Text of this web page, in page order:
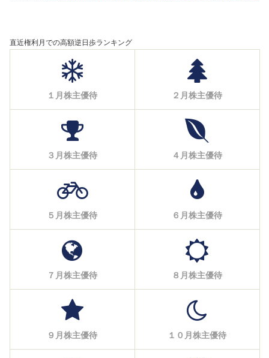
直近権利月での高額逆日歩ランキング
１月株主優待 ２月株主優待
３月株主優待 ４月株主優待
５月株主優待 ６月株主優待
７月株主優待 ８月株主優待
９月株主優待 １０月株主優待